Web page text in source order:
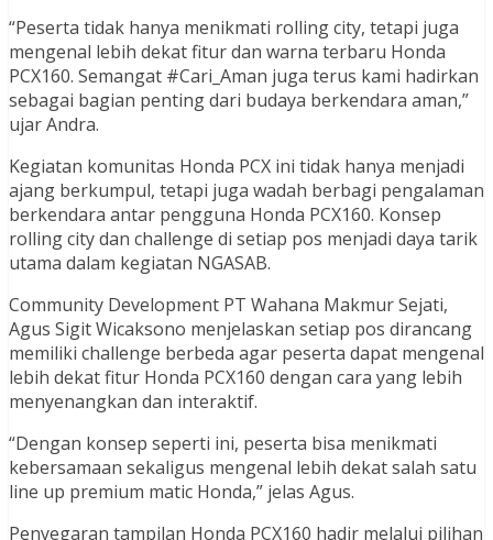
“Peserta tidak hanya menikmati rolling city, tetapi juga
mengenal lebih dekat fitur dan warna terbaru Honda
PCX160. Semangat #Cari_Aman juga terus kami hadirkan
sebagai bagian penting dari budaya berkendara aman,”
ujar Andra.
Kegiatan komunitas Honda PCX ini tidak hanya menjadi
ajang berkumpul, tetapi juga wadah berbagi pengalaman
berkendara antar pengguna Honda PCX160. Konsep
rolling city dan challenge di setiap pos menjadi daya tarik
utama dalam kegiatan NGASAB.
Community Development PT Wahana Makmur Sejati,
Agus Sigit Wicaksono menjelaskan setiap pos dirancang
memiliki challenge berbeda agar peserta dapat mengenal
lebih dekat fitur Honda PCX160 dengan cara yang lebih
menyenangkan dan interaktif.
“Dengan konsep seperti ini, peserta bisa menikmati
kebersamaan sekaligus mengenal lebih dekat salah satu
line up premium matic Honda,” jelas Agus.
Penyegaran tampilan Honda PCX160 hadir melalui pilihan